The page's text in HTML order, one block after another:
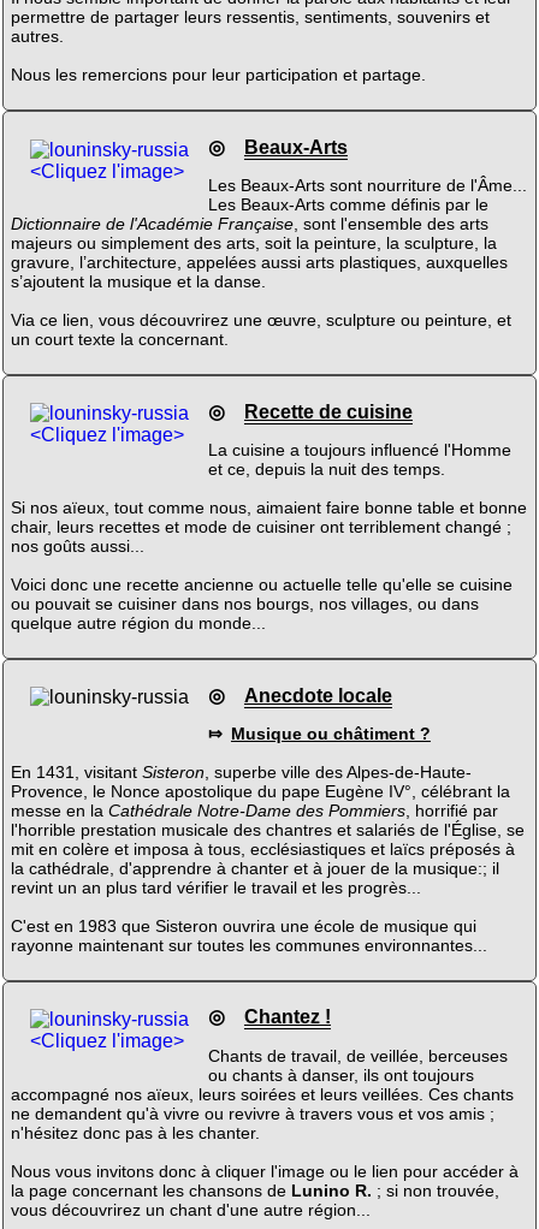
permettre de partager leurs ressentis, sentiments, souvenirs et
autres.
Nous les remercions pour leur participation et partage.
<Cliquez l'image>
◎ Beaux-Arts
Les Beaux-Arts sont nourriture de l'Âme...
Les Beaux-Arts comme définis par le
Dictionnaire de l'Académie Française, sont l'ensemble des arts
majeurs ou simplement des arts, soit la peinture, la sculpture, la
gravure, l’architecture, appelées aussi arts plastiques, auxquelles
s’ajoutent la musique et la danse.
Via ce lien, vous découvrirez une œuvre, sculpture ou peinture, et
un court texte la concernant.
<Cliquez l'image>
◎ Recette de cuisine
La cuisine a toujours influencé l'Homme
et ce, depuis la nuit des temps.
Si nos aïeux, tout comme nous, aimaient faire bonne table et bonne
chair, leurs recettes et mode de cuisiner ont terriblement changé ;
nos goûts aussi...
Voici donc une recette ancienne ou actuelle telle qu'elle se cuisine
ou pouvait se cuisiner dans nos bourgs, nos villages, ou dans
quelque autre région du monde...
◎ Anecdote locale
⤇ Musique ou châtiment ?
En 1431, visitant Sisteron , superbe ville des Alpes-de-Haute-
Provence, le Nonce apostolique du pape Eugène IV°, célébrant la
messe en la Cathédrale Notre-Dame des Pommiers, horrifié par
l'horrible prestation musicale des chantres et salariés de l'Église, se
mit en colère et imposa à tous, ecclésiastiques et laïcs préposés à
la cathédrale, d'apprendre à chanter et à jouer de la musique:; il
revint un an plus tard vérifier le travail et les progrès...
C'est en 1983 que Sisteron ouvrira une école de musique qui
rayonne maintenant sur toutes les communes environnantes...
<Cliquez l'image>
◎ Chantez !
Chants de travail, de veillée, berceuses
ou chants à danser, ils ont toujours
accompagné nos aïeux, leurs soirées et leurs veillées. Ces chants
ne demandent qu'à vivre ou revivre à travers vous et vos amis ;
n'hésitez donc pas à les chanter.
Nous vous invitons donc à cliquer l'image ou le lien pour accéder à
la page concernant les chansons de Lunino R. ; si non trouvée,
vous découvrirez un chant d'une autre région...